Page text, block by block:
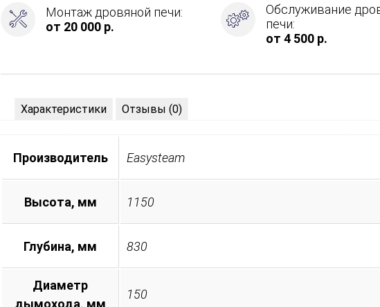
Монтаж дровяной печи:
от 20 000 р.
Обслуживание
печи:
от 4 500 р.
Характеристики Отзывы (0)
Производитель Easysteam
Высота, мм 1150
Глубина, мм 830
Диаметр
дымохода, мм
150